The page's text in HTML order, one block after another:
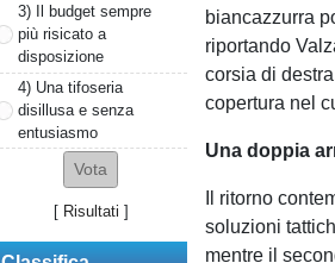
3) Il budget sempre
più risicato a
disposizione
4) Una tifoseria
disillusa e senza
entusiasmo
[ Risultati ]
biancazzurra
riportando
corsia di
copertura nel
Una doppia
Il ritorno
soluzioni
mentre il